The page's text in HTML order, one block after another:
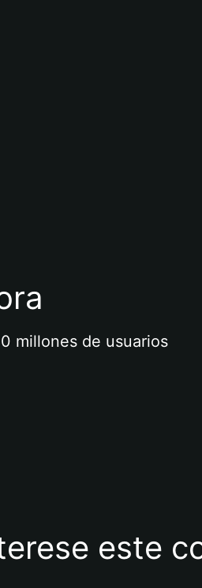
millones de usuarios
este